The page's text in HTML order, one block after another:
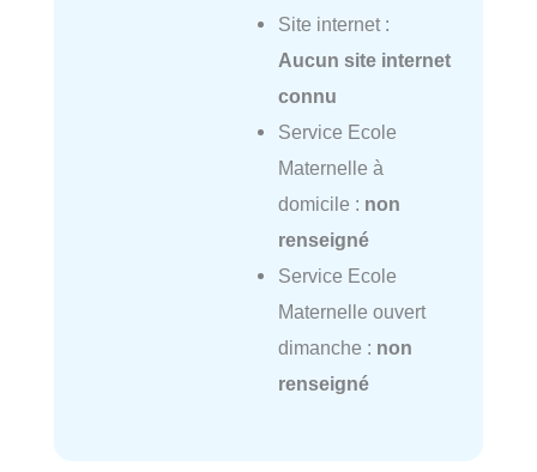
Site internet :
Aucun site internet
connu
Service Ecole
Maternelle à
domicile : non
renseigné
Service Ecole
Maternelle ouvert
dimanche : non
renseigné